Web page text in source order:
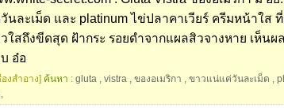
นละเม็ด และ platinum ไข่ปลาคาเวียร์ ครีมหน้าใส
ใสถึงขีดสุด ฝ้ากระ รอยดำจากแผลสิวจางหาย เห็นผ
อ๋อ
องสำอาง] ค้นหา : gluta , vistra , ของอเมริกา , ขาวแน่แค่วันละเม็ด ,
,